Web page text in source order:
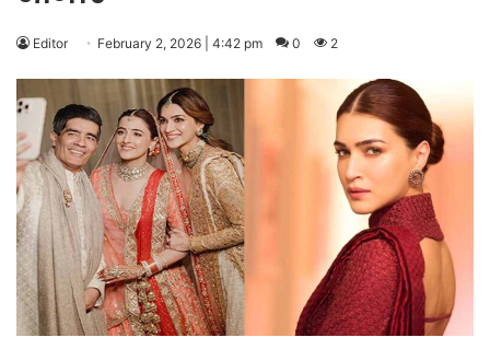
Editor February 2, 2026 | 4:42 pm 0 2